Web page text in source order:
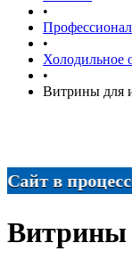
•
•
Холодильное
•
Витрины для
в процессе
Витрины